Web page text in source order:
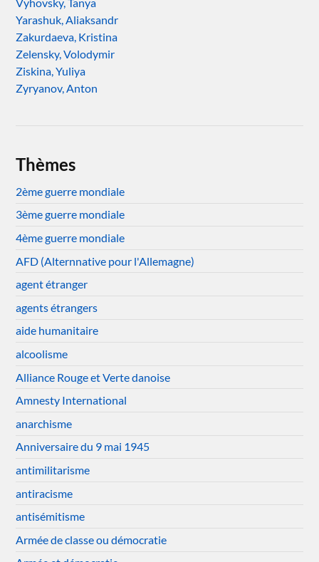
Yarashuk, Aliaksandr
Zakurdaeva, Kristina
Zelensky, Volodymir
Ziskina, Yuliya
Zyryanov, Anton
Thèmes
2ème guerre mondiale
3ème guerre mondiale
4ème guerre mondiale
AFD (Alternnative pour l'Allemagne)
agent étranger
agents étrangers
aide humanitaire
alcoolisme
Alliance Rouge et Verte danoise
Amnesty International
anarchisme
Anniversaire du 9 mai 1945
antimilitarisme
antiracisme
antisémitisme
Armée de classe ou démocratie